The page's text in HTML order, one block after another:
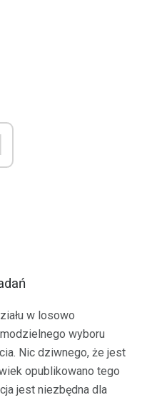
w losowo
wyboru
Nic dziwnego, że jest
opublikowano tego
jest niezbędna dla